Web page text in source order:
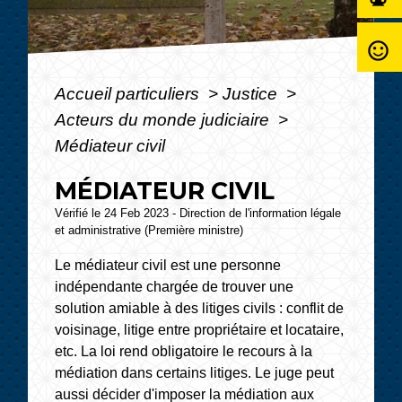
Accueil particuliers > Justice >
Acteurs du monde judiciaire >
Médiateur civil
MÉDIATEUR CIVIL
Vérifié le 24 Feb 2023 - Direction de l'information légale
et administrative (Première ministre)
Le médiateur civil est une personne
indépendante chargée de trouver une
solution amiable à des litiges civils : conflit de
voisinage, litige entre propriétaire et locataire,
etc. La loi rend obligatoire le recours à la
médiation dans certains litiges. Le juge peut
aussi décider d'imposer la médiation aux
sentiment_satisfied_alt